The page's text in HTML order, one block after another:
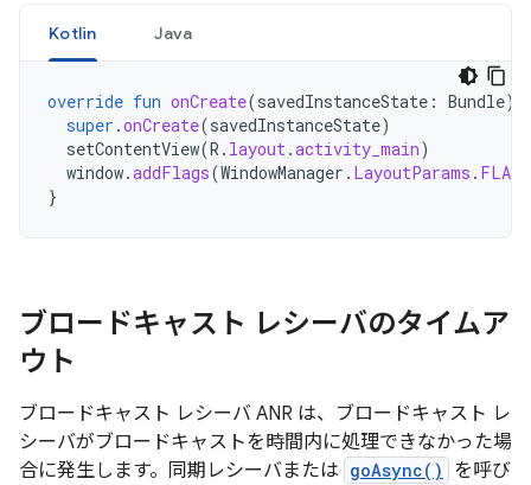
Kotlin Java
override fun onCreate(savedInstanceState : Bundle)
super .onCreate(savedInstanceState)
setContentView(R . layout.activity_main)
window.addFlags(WindowManager . LayoutParams .
}
ブロードキャスト レシーバのタイムア
ウト
ブロードキャスト レシーバ ANR は、ブロードキャスト レ
シーバがブロードキャストを時間内に処理できなかった場
合に発生します。同期レシーバまたは goAsync()
を呼び